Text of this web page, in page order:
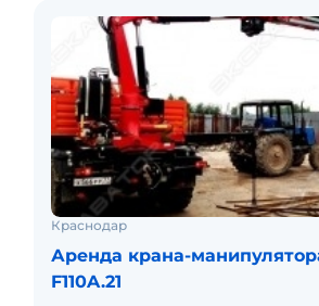
Краснодар
Аренда крана-
F110A.21